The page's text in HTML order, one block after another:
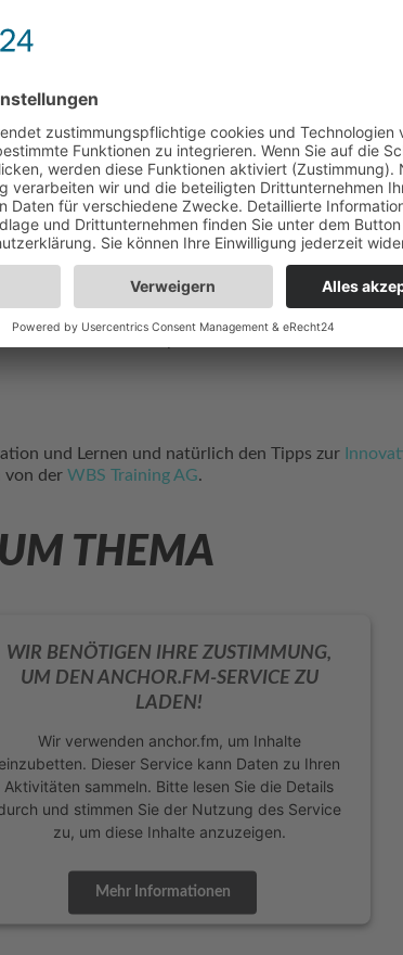
Arbeitswelt, die den Teilnehmern und
mit ganz verschiedenen Räumlichkeiten.
oder Kursen teilgenommen wird. Auch die
ein angenehmeres Umfeld als bei klassischen
genossen werden.
IM
als mutig. Ihrer Meinung nach sollten
dabei zum Lernprozess einfach dazu. Davon
und Lernen und natürlich den Tipps zur
von der WBS Training AG.
THEMA
WIR BENÖTIGEN IHRE ZUSTIMMUNG,
UM DEN ANCHOR.FM-SERVICE ZU
LADEN!
Wir verwenden anchor.fm, um Inhalte
einzubetten. Dieser Service kann Daten zu Ihren
Aktivitäten sammeln. Bitte lesen Sie die Details
und stimmen Sie der Nutzung des Service
zu, um diese Inhalte anzuzeigen.
Mehr Informationen